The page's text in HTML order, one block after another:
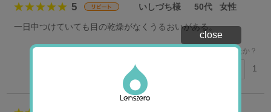
5 いしづち様 50代 女性
一日中つけていても目の乾燥がなくうるおいがある。
このレビューは参考になりましたか？
1
close